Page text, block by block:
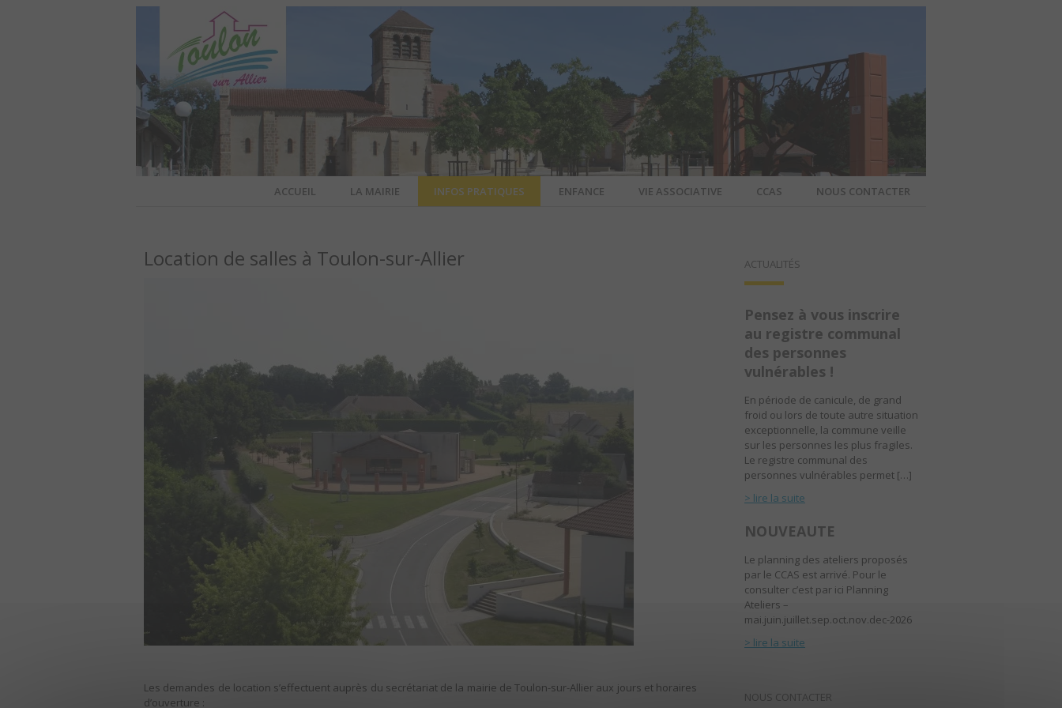
TOULON-SUR-ALLIER – SITE
OFFICIEL DE LA COMMUNE
ACCUEIL LA MAIRIE INFOS PRATIQUES ENFANCE VIE ASSOCIATIVE CCAS NOUS CONTACTER
Location de salles à Toulon-sur-Allier
Les demandes de location s’effectuent auprès du secrétariat de la mairie de Toulon-sur-Allier aux jours et horaires
d’ouverture :
ACTUALITÉS
Pensez à vous inscrire
au registre communal
des personnes
vulnérables !
En période de canicule, de grand
froid ou lors de toute autre situation
exceptionnelle, la commune veille
sur les personnes les plus fragiles.
Le registre communal des
personnes vulnérables permet […]
> lire la suite
NOUVEAUTE
Le planning des ateliers proposés
par le CCAS est arrivé. Pour le
consulter c’est par ici Planning
Ateliers –
mai.juin.juillet.sep.oct.nov.dec-2026
> lire la suite
NOUS CONTACTER